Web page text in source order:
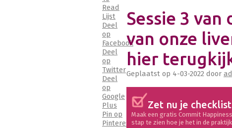
Read
Lijst
Deel
op
Facebook
Deel
op
Twitter
Deel
op
Google
Plus
Pin op
Pinterest
Sessie 3
van onze
hier
Geplaatst op 4-03-2022 door
Zet nu je
Maak een gratis Commit
stap te zien hoe je het in de